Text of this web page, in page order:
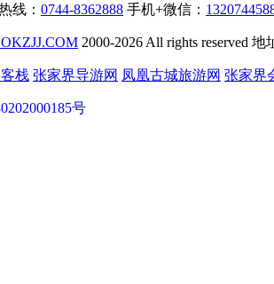
线： 0744-8362888 手机+微信：
2000-2026 All rights reserved
栈 张家界导游网 凤凰古城旅游网 张家界
号